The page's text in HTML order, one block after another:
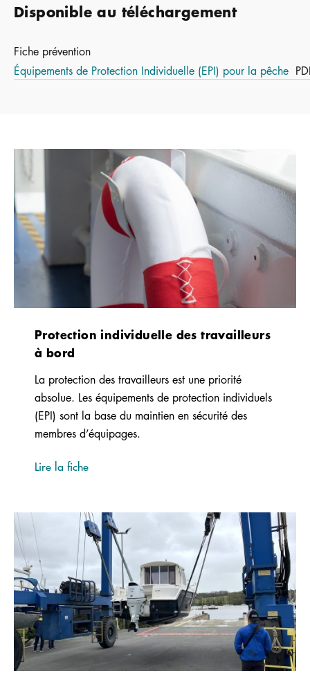
Disponible au téléchargement
Fiche prévention
Équipements de Protection Individuelle (EPI) pour la pêche
Protection individuelle des travailleurs
à bord
La protection des travailleurs est une priorité
absolue. Les équipements de protection individuels
(EPI) sont la base du maintien en sécurité des
membres d’équipages.
Lire la fiche